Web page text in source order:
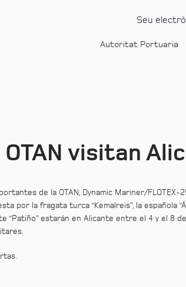
Seu
Autoritat Portuaria
visitan
de la OTAN, Dynamic Mariner/FLOTEX-
por la fragata turca “Kemalreis”, la española
“Patiño” estarán en Alicante entre el 4 y el 8